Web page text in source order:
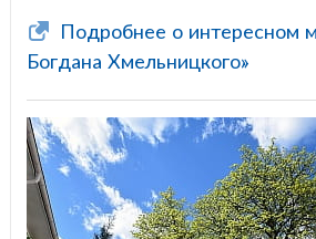
Подробнее о интересном
Богдана Хмельницкого»